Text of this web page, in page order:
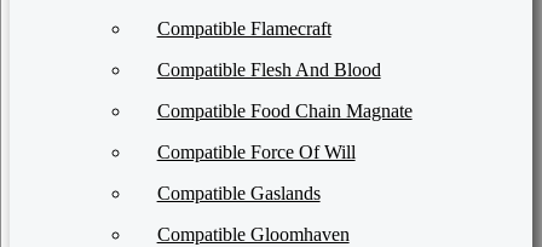
Compatible Flamecraft
Compatible Flesh And Blood
Compatible Food Chain Magnate
Compatible Force Of Will
Compatible Gaslands
Compatible Gloomhaven